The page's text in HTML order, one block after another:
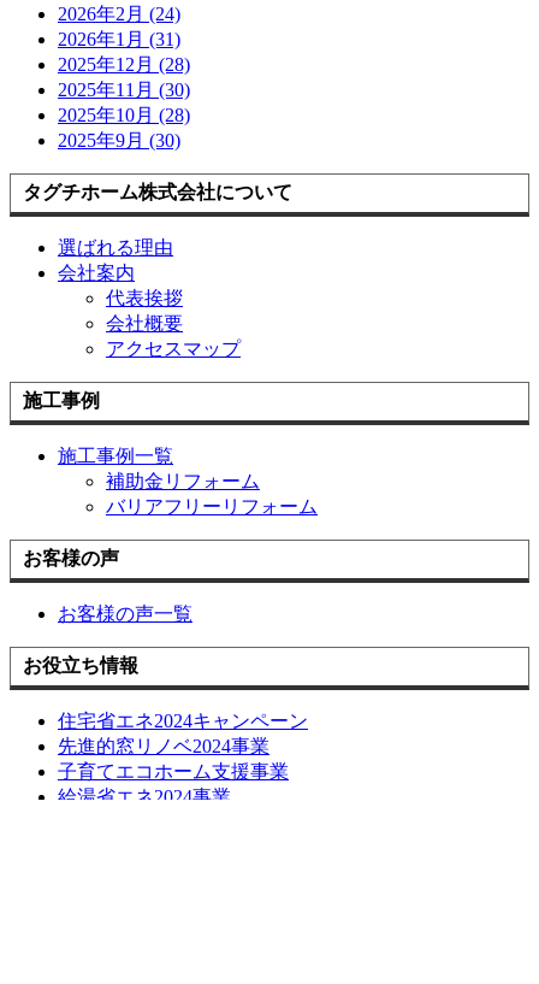
2026年2月 (24)
2026年1月 (31)
2025年12月 (28)
2025年11月 (30)
2025年10月 (28)
2025年9月 (30)
タグチホーム株式会社について
選ばれる理由
会社案内
代表挨拶
会社概要
アクセスマップ
施工事例
施工事例一覧
補助金リフォーム
バリアフリーリフォーム
お客様の声
お客様の声一覧
お役立ち情報
住宅省エネ2024キャンペーン
先進的窓リノベ2024事業
子育てエコホーム支援事業
給湯省エネ2024事業